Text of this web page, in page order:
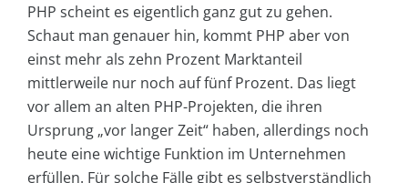
PHP scheint es eigentlich ganz gut zu gehen.
Schaut man genauer hin, kommt PHP aber von
einst mehr als zehn Prozent Marktanteil
mittlerweile nur noch auf fünf Prozent. Das liegt
vor allem an alten PHP-Projekten, die ihren
Ursprung „vor langer Zeit“ haben, allerdings noch
heute eine wichtige Funktion im Unternehmen
erfüllen. Für solche Fälle gibt es selbstverständlich